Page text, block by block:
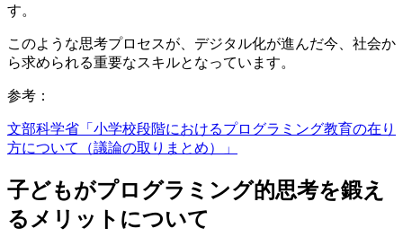
す。
このような思考プロセスが、デジタル化が進んだ今、社会か
ら求められる重要なスキルとなっています。
参考：
文部科学省「小学校段階におけるプログラミング教育の在り
方について（議論の取りまとめ）」
子どもがプログラミング的思考を鍛え
るメリットについて